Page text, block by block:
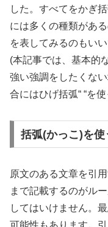
した。すべてをかぎ
には多くの種類があ
を表してみるのもいい
(本記事では、基本的
強い強調をしたくな
合にはひげ括弧“ “を
括弧(かっこ)を
原文のある文章を引
まで記載するのがル
してはいけません。